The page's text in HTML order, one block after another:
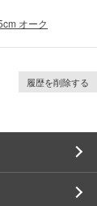
オーク
履歴を削除する